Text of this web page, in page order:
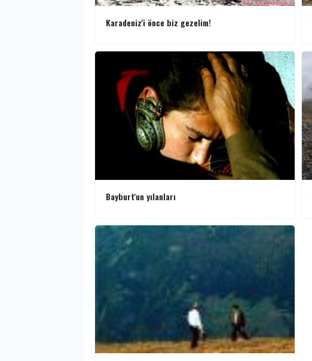
Karadeniz'i önce biz gezelim!
Bayburt'un yılanları